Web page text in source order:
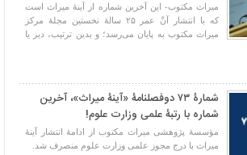
میراث مکتوب- این آخرین شماره از آینۀ میراث است
که با انتشار آنْ عمر ۲۵ سالۀ نخستین مجلۀ مرکز
میراث مکتوب به پایان می‌رسد؛ و بدین ترتیب، دیر یا
شمارۀ ۷۳ دوفصلنامۀ «آینۀ میراث»، آخرین
شماره با رتبۀ علمی وزارت علوم!
مؤسسۀ پژوهشی میراث مکتوب از ادامۀ انتشار آینۀ
میراث با درج مجوز علمی وزارت علوم منصرف شد.